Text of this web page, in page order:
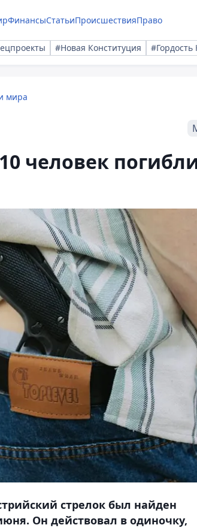
ФинансыСтатьиПроисшествияПраво
#Новая Конституция #Гордость
мира
человек
стрелок был найден
Он действовал в одиночку,